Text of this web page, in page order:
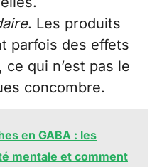
. Les produits
parfois des effets
qui n’est pas le
concombre.
en GABA : les
mentale et comment